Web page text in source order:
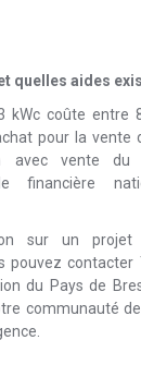
quelles aides
kWc coûte entre
pour la
avec vente
financière
sur un projet
pouvez contacter
du Pays de
communauté